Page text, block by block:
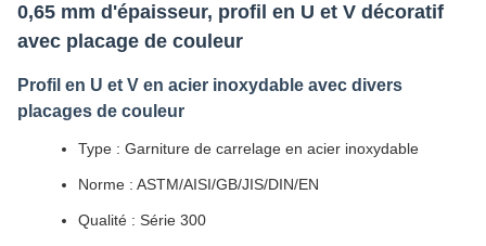
0,65 mm d'épaisseur, profil en U et V décoratif
avec placage de couleur
Profil en U et V en acier inoxydable avec divers
placages de couleur
Type : Garniture de carrelage en acier inoxydable
Norme : ASTM/AISI/GB/JIS/DIN/EN
Qualité : Série 300